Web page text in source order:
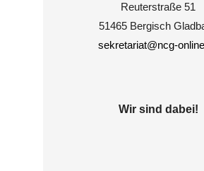
Reuterstraße 51
51465 Bergisch
sekretariat@ncg-
Wir sind dabei!